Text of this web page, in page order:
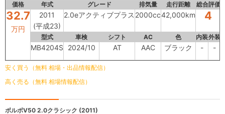
価格 年式 グレード 排気量 走行距離 総合評価
32.7
万円
2011
(平成23)
2.0eアクティブプラス 2000cc42,000km 4
型式 車検 シフト AC 色 内装外装
MB4204S 2024/10 AT AAC ブラック - -
安く買う（無料 相場・出品情報配信）
高く売る（無料 相場情報配信）
ボルボV50 2.0クラシック (2011)